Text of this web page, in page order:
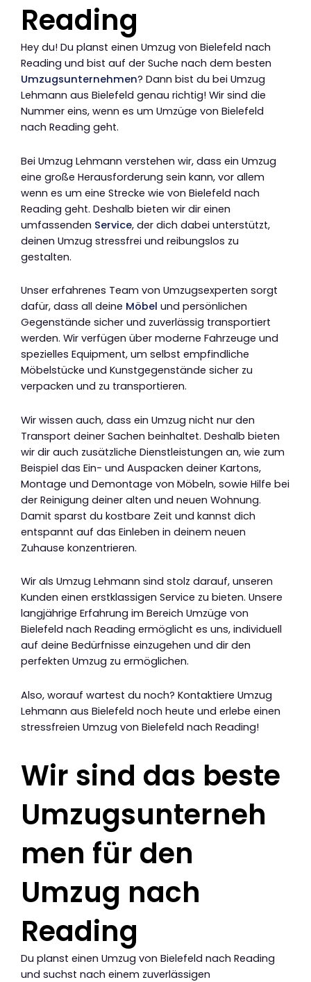
Reading
Hey du! Du planst einen Umzug von Bielefeld nach
Reading und bist auf der Suche nach dem besten
Umzugsunternehmen? Dann bist du bei Umzug
Lehmann aus Bielefeld genau richtig! Wir sind die
Nummer eins, wenn es um Umzüge von Bielefeld
nach Reading geht.
Bei Umzug Lehmann verstehen wir, dass ein Umzug
eine große Herausforderung sein kann, vor allem
wenn es um eine Strecke wie von Bielefeld nach
Reading geht. Deshalb bieten wir dir einen
umfassenden Service, der dich dabei unterstützt,
deinen Umzug stressfrei und reibungslos zu
gestalten.
Unser erfahrenes Team von Umzugsexperten sorgt
dafür, dass all deine Möbel und persönlichen
Gegenstände sicher und zuverlässig transportiert
werden. Wir verfügen über moderne Fahrzeuge und
spezielles Equipment, um selbst empfindliche
Möbelstücke und Kunstgegenstände sicher zu
verpacken und zu transportieren.
Wir wissen auch, dass ein Umzug nicht nur den
Transport deiner Sachen beinhaltet. Deshalb bieten
wir dir auch zusätzliche Dienstleistungen an, wie zum
Beispiel das Ein- und Auspacken deiner Kartons,
Montage und Demontage von Möbeln, sowie Hilfe bei
der Reinigung deiner alten und neuen Wohnung.
Damit sparst du kostbare Zeit und kannst dich
entspannt auf das Einleben in deinem neuen
Zuhause konzentrieren.
Wir als Umzug Lehmann sind stolz darauf, unseren
Kunden einen erstklassigen Service zu bieten. Unsere
langjährige Erfahrung im Bereich Umzüge von
Bielefeld nach Reading ermöglicht es uns, individuell
auf deine Bedürfnisse einzugehen und dir den
perfekten Umzug zu ermöglichen.
Also, worauf wartest du noch? Kontaktiere Umzug
Lehmann aus Bielefeld noch heute und erlebe einen
stressfreien Umzug von Bielefeld nach Reading!
Wir sind das beste
Umzugsunterneh
men für den
Umzug nach
Reading
Du planst einen Umzug von Bielefeld nach Reading
und suchst nach einem zuverlässigen